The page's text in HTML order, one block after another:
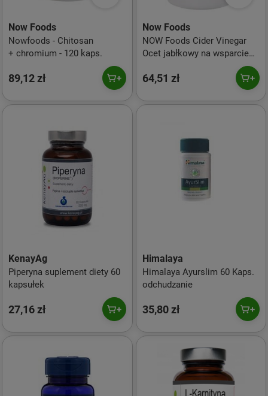
Now Foods
Nowfoods - Chitosan
+ chromium - 120 kaps.
89,12 zł
Now Foods
NOW Foods Cider Vinegar
Ocet jabłkowy na wsparcie
64,51 zł
KenayAg
Piperyna suplement diety 60
kapsułek
27,16 zł
Himalaya
Himalaya Ayurslim 60 Kaps.
odchudzanie
35,80 zł